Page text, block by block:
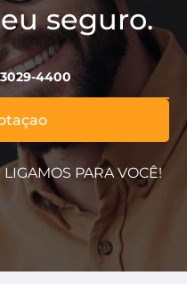
seguro.
4400
PARA VOCÊ!